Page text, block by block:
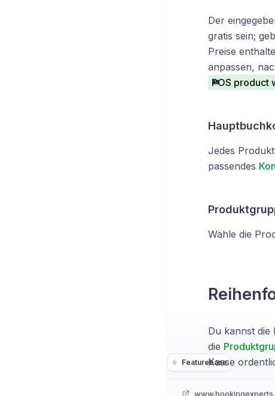
Featurebase
Der
gratis sein;
Preise
anpassen,
POS product
Jedes
passendes
Wähle die
Du kannst die
die
Kasse